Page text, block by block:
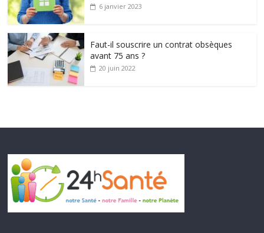
6 janvier 2023
Faut-il souscrire un contrat obsèques
avant 75 ans ?
20 juin 2022